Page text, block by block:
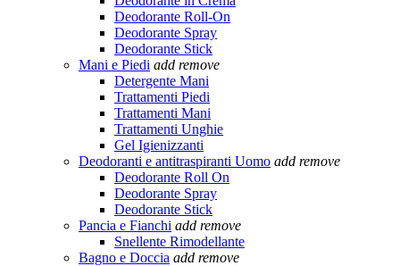
Deodorante Roll-On
Deodorante Spray
Deodorante Stick
Mani e Piedi add remove
Detergente Mani
Trattamenti Piedi
Trattamenti Mani
Trattamenti Unghie
Gel Igienizzanti
Deodoranti e antitraspiranti Uomo add remove
Deodorante Roll On
Deodorante Spray
Deodorante Stick
Pancia e Fianchi add remove
Snellente Rimodellante
Bagno e Doccia add remove